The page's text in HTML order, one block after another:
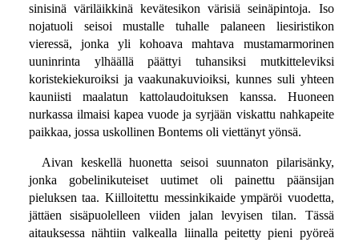
sinisinä väriläikkinä kevätesikon värisiä seinäpintoja. Iso
nojatuoli seisoi mustalle tuhalle palaneen liesiristikon
vieressä, jonka yli kohoava mahtava mustamarmorinen
uuninrinta ylhäällä päättyi tuhansiksi mutkitteleviksi
koristekiekuroiksi ja vaakunakuvioiksi, kunnes suli yhteen
kauniisti maalatun kattolaudoituksen kanssa. Huoneen
nurkassa ilmaisi kapea vuode ja syrjään viskattu nahkapeite
paikkaa, jossa uskollinen Bontems oli viettänyt yönsä.
Aivan keskellä huonetta seisoi suunnaton pilarisänky,
jonka gobelinikuteiset uutimet oli painettu päänsijan
pieluksen taa. Kiilloitettu messinkikaide ympäröi vuodetta,
jättäen sisäpuolelleen viiden jalan levyisen tilan. Tässä
aitauksessa nähtiin valkealla liinalla peitetty pieni pyöreä